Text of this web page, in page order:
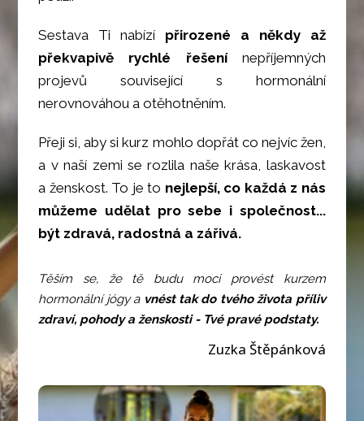
Sestava Ti nabízí přirozené a někdy až
překvapivě rychlé řešenínepříjemných
projevů související s hormonální
nerovnováhou a otěhotněním.
Přeji si, aby si kurz mohlo dopřát co nejvíc žen,
a v naší zemi se rozlila naše krása, laskavost
a ženskost. To je to nejlepší, co každá z nás
můžeme udělat pro sebe i společnost...
být zdravá, radostná a zářivá.
Těším se, že tě budu moci provést kurzem
hormonální jógy a vnést tak do tvého života příliv
zdraví, pohody a ženskosti - Tvé pravé podstaty.
Zuzka Štěpánková